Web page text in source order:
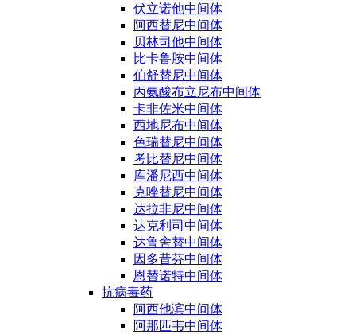
伏立诺他中间体
阿西替尼中间体
贝林司他中间体
比卡鲁胺中间体
伯舒替尼中间体
丙氨酸布立尼布中间体
卡非佐米中间体
西地尼布中间体
色瑞替尼中间体
考比替尼中间体
库潘尼西中间体
克唑替尼中间体
达拉非尼中间体
达克利司中间体
达鲁舍替中间体
因多昔芬中间体
恩替诺特中间体
抗病毒药
阿西他滨中间体
阿那匹韦中间体